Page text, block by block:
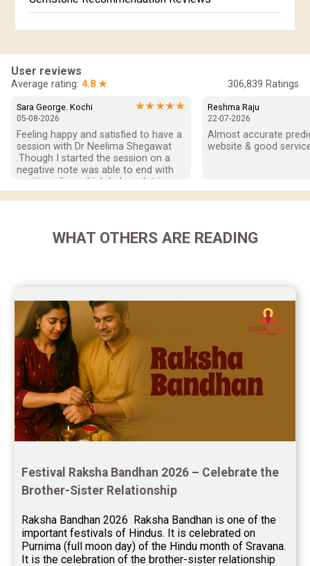
In-Depth Horoscope Reviews
Marriage Horoscope Reviews
Super Horoscope Reviews
Education Horoscope Reviews
Wealth Horoscope Reviews
Yearly Predictions Reviews
Future Book Reviews
Yoga Predictions Reviews
Rahu Ketu Transit Predictions Reviews
Jupiter Transit Predictions Reviews
Free Horoscope Reviews
Free Horoscope Compatibility Reviews
Free Personal Horoscope Reviews
Stock Market Predictions Reviews
Free Wealth Horoscope Reviews
Free Marriage Horoscope Reviews
Free Star Horoscope Reviews
User reviews
Average rating: 4.8 ★ 306,839 Ratings
Sara George. Kochi ★★★★★
05-08-2026
Feeling happy and satisfied to have a
session with Dr Neelima Shegawat
.Though I started the session on a
negative note was able to end with
positive vibes which helps a lot in
moving forward. She patiently
on a happy  and satisfied note.. Hope
Reshma Raju
22-07-2026
Almost accurate
website & good
WHAT OTHERS ARE READING
Festival Raksha Bandhan 2026 – Celebrate the
Brother-Sister Relationship
Raksha Bandhan 2026  Raksha Bandhan is one of the
important festivals of Hindus. It is celebrated on
Purnima (full moon day) of the Hindu month of Sravana.
It is the celebration of the brother-sister relationship